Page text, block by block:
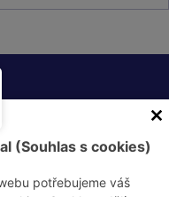
poptávku
(Souhlas s cookies)
potřebujeme váš